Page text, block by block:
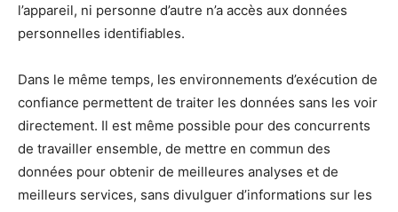
l’appareil, ni personne d’autre n’a accès aux données
personnelles identifiables.
Dans le même temps, les environnements d’exécution de
confiance permettent de traiter les données sans les voir
directement. Il est même possible pour des concurrents
de travailler ensemble, de mettre en commun des
données pour obtenir de meilleures analyses et de
meilleurs services, sans divulguer d’informations sur les